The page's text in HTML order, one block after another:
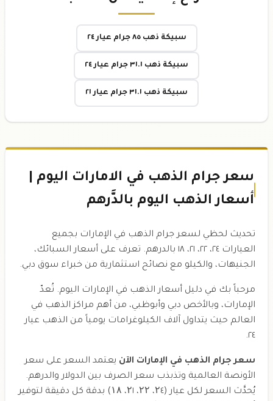
سبيكة ذهب ٨٥ جرام عيار ٢٤
سبيكة ذهب ٣١.١ جرام عيار ٢٤
سبيكة ذهب ٣١.١ جرام عيار ٢١
سعر جرام الذهب في الامارات اليوم |
أسعار الذهب اليوم بالدَّرهم
تحديث لحظي لسعر جرام الذهب في الإمارات بجميع
العيارات ٢٤، ٢٢، ٢١، ١٨ بالدرهم. تعرف على أسعار السبائك،
الجنيهات، والكيلو مع نصائح استثمارية من خبراء سوق دبي.
مرحباً بك في دليل أسعار الذهب في الإمارات اليوم. تُعدّ
الإمارات، وبالأخص دبي وأبوظبي، من أهم مراكز الذهب في
العالم حيث يتداول آلاف الكيلوغرامات يومياً من الذهب عيار
٢٤.
سعر جرام الذهب في الإمارات الآن يعتمد السعر على سعر
الأونصة العالمية وتذبذب سعر الصرف بين الدولار والدرهم.
يُحدَّث السعر لكل عيار (۲٤، ۲۲، ۲١، ۱۸) بدقة كل دقيقة لتوفير